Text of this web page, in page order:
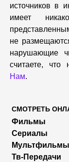
источников в
имеет
не
нарушающие
считаете,
Нам.
СМОТРЕТЬ
Фильмы
Сериалы
Мультфильмы
Тв-Передачи